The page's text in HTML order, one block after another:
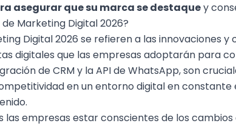
asegurar que su marca se destaquey
Marketing Digital 2026?
Digital 2026 se refieren a las innovaciones
digitales que las empresas adoptarán para
de CRM y la API de WhatsApp, son
en un entorno digital en constante
las empresas estar conscientes de los cambios